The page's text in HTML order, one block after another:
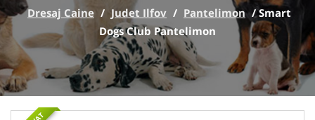
Dresaj Caine / Judet Ilfov / Pantelimon /Smart
Dogs Club Pantelimon